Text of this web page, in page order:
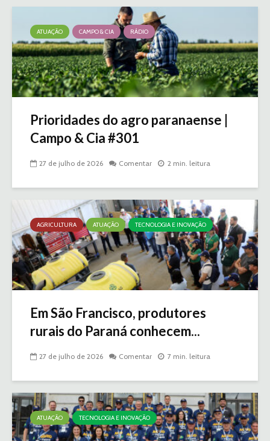
ATUAÇÃO CAMPO & CIA RÁDIO
Prioridades do agro paranaense |
Campo & Cia #301
27 de julho de 2026 Comentar 2 min. leitura
AGRICULTURA ATUAÇÃO TECNOLOGIA E INOVAÇÃO
Em São Francisco, produtores
rurais do Paraná conhecem...
27 de julho de 2026 Comentar 7 min. leitura
ATUAÇÃO TECNOLOGIA E INOVAÇÃO